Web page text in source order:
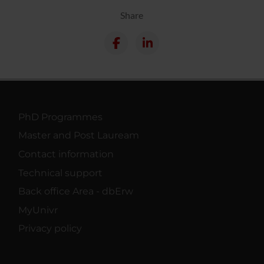
Share
PhD Programmes
Master and Post Lauream
Contact information
Technical support
Back office Area - dbErw
MyUnivr
Privacy policy